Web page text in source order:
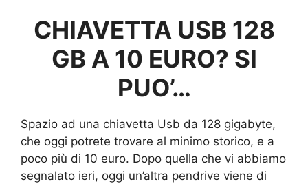
CHIAVETTA USB 128
GB A 10 EURO? SI
PUO’…
Spazio ad una chiavetta Usb da 128 gigabyte,
che oggi potrete trovare al minimo storico, e a
poco più di 10 euro. Dopo quella che vi abbiamo
segnalato ieri, oggi un’altra pendrive viene di